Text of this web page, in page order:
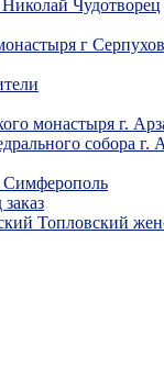
Чудотворец
г Серпухов
монастыря г.
собора г.
Симферополь
Топловский